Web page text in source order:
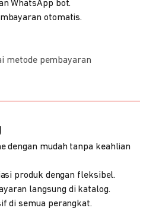
WhatsApp bot.
otomatis.
metode pembayaran
dengan mudah tanpa keahlian
produk dengan fleksibel.
langsung di katalog.
di semua perangkat.